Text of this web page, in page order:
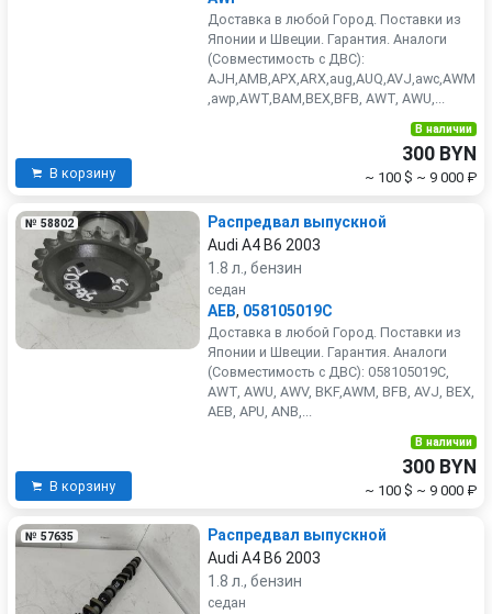
Доставка в любой Город. Поставки из
Японии и Швеции. Гарантия. Аналоги
(Совместимость с ДВС):
AJH,AMB,APX,ARX,aug,AUQ,AVJ,awc,AWM
,awp,AWT,BAM,BEX,BFB, AWT, AWU,...
В корзину
В наличии
300 BYN
~ 100 $ ~ 9 000 ₽
№ 58802
Распредвал выпускной
Audi A4 B6 2003
1.8 л., бензин
седан
AEB, 058105019C
Доставка в любой Город. Поставки из
Японии и Швеции. Гарантия. Аналоги
(Совместимость с ДВС): 058105019C,
AWT, AWU, AWV, BKF,AWM, BFB, AVJ, BEX,
AEB, APU, ANB,...
В корзину
В наличии
300 BYN
~ 100 $ ~ 9 000 ₽
№ 57635
Распредвал выпускной
Audi A4 B6 2003
1.8 л., бензин
седан